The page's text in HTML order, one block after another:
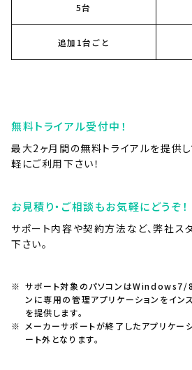
5台
追加1台ごと
無料トライアル受付中！
最大2ヶ月間の無料トライアルを提供
軽にご利用下さい！
お見積り・ご相談もお気軽にどうぞ！
サポート内容や契約方法など、弊社ス
下さい。
※ サポート対象のパソコンはWindows7/
ンに専用の管理アプリケーションをイン
を提供します。
※ メーカーサポートが終了したアプリケー
ート外となります。